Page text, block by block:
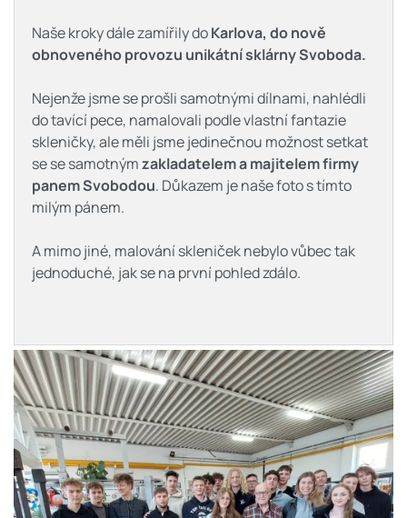
Naše kroky dále zamířily doKarlova, do nově
obnoveného provozu unikátní sklárny Svoboda.
Nejenže jsme se prošli samotnými dílnami, nahlédli
do tavící pece, namalovali podle vlastní fantazie
skleničky, ale měli jsme jedinečnou možnost setkat
se se samotnýmzakladatelem a majitelem firmy
panem Svobodou. Důkazem je naše foto s tímto
milým pánem.
A mimo jiné, malování skleniček nebylo vůbec tak
jednoduché, jak se na první pohled zdálo.